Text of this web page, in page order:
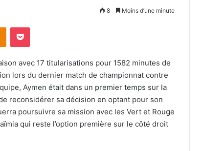
8 Moins d’une minute
Odnoklassniki
Pocket
avec 17 titularisations pour 1582 minutes de
lors du dernier match de championnat contre
Aymen était dans un premier temps sur la
reconsidérer sa décision en optant pour son
poursuivre sa mission avec les Vert et Rouge
qui reste l’option première sur le côté droit